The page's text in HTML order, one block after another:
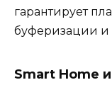
гарантирует
буферизации и
Smart Home